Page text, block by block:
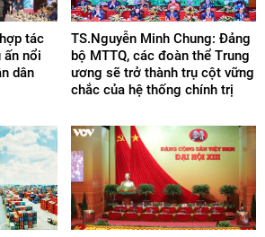
tác
ấn nổi
dân
TS.Nguyễn Minh Chung: Đảng
bộ MTTQ, các đoàn thể Trung
ương sẽ trở thành trụ cột vững
chắc của hệ thống chính trị